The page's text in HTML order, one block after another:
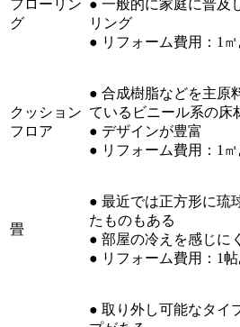
フローリン
グ
● 一般的に家庭に普及
リング
● リフォーム費用：1
クッション
フロア
● 合成樹脂などを主原
ているビニール系の床
● デザインが豊富
● リフォーム費用：1
畳
● 最近では正方形に琉
たものもある
● 部屋の冷えを感じに
● リフォーム費用：1
● 取り外し可能なタイ